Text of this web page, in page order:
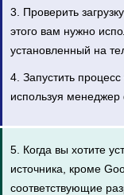
3. Проверить
этого вам нужно
установленный на
4. Запустить
используя менеджер
5. Когда вы хотите
источника, кроме
соответствующие